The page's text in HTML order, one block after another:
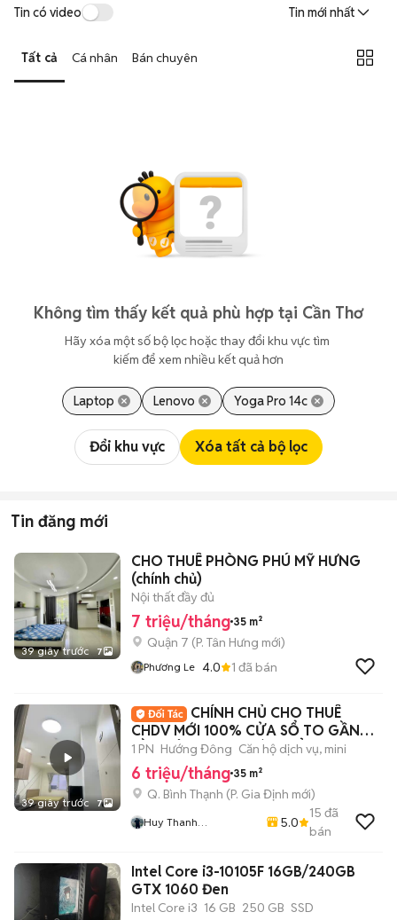
Tin có video Tin mới nhất
Tất cả Cá nhân Bán chuyên
Không tìm thấy kết quả phù hợp tại Cần Thơ
Hãy xóa một số bộ lọc hoặc thay đổi khu vực tìm
kiếm để xem nhiều kết quả hơn
Laptop Lenovo Yoga Pro 14c
Đổi khu vực Xóa tất cả bộ lọc
Tin đăng mới
39 giây trước 7
CHO THUÊ PHÒNG PHÚ MỸ HƯNG
(chính chủ)
Nội thất đầy đủ
7 triệu/tháng 35 m²
Quận 7 (P. Tân Hưng mới)
Phương Le 4.0 1 đã bán
39 giây trước 7
CHÍNH CHỦ CHO THUÊ
CHDV MỚI 100% CỬA SỔ TO GẦN
CẦU BÔNG, CHỢ BÀ CHIỂU
1 PN Hướng Đông Căn hộ dịch vụ, mini
6 triệu/tháng 35 m²
Q. Bình Thạnh (P. Gia Định mới)
Huy Thanh
Vụ, Phòng Trọ TP.HCM
5.0
15 đã
bán
Intel Core i3-10105F 16GB/240GB
GTX 1060 Đen
Intel Core i3 16 GB 250 GB SSD